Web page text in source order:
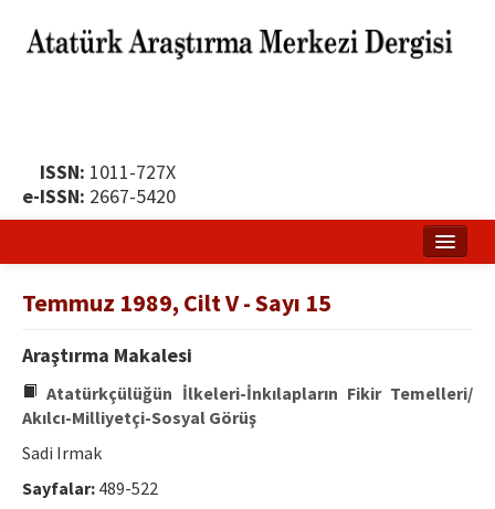
ISSN: 1011-727X
e-ISSN: 2667-5420
Yayın Politikası
Dergi Kurulları
Yayın İlkeleri
Etik İlkeler
Temmuz 1989, Cilt V - Sayı 15
Araştırma Makalesi
Atatürkçülüğün İlkeleri-İnkılapların Fikir Temelleri/
Akılcı-Milliyetçi-Sosyal Görüş
Sadi Irmak
Sayfalar: 489-522